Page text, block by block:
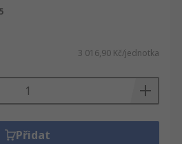
3 016,90 Kč/jednotka
Přidat